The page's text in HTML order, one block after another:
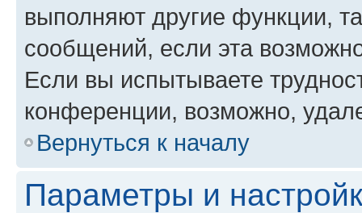
выполняют другие функции,
сообщений, если эта
Если вы испытываете
конференции, возможно,
Вернуться к началу
Параметры и